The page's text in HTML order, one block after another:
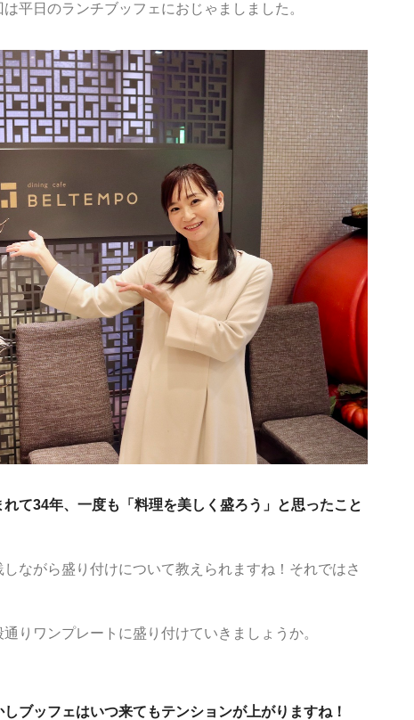
は平日のランチブッフェにおじゃましました。
て34年、一度も「料理を美しく盛ろう」と思ったこと
ながら盛り付けについて教えられますね！それではさ
りワンプレートに盛り付けていきましょうか。
ッフェはいつ来てもテンションが上がりますね！